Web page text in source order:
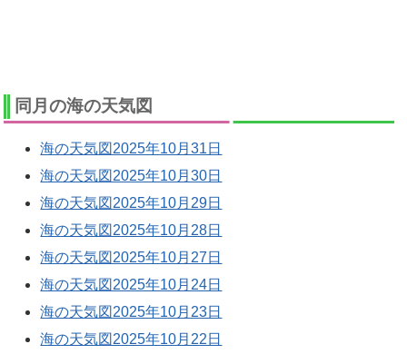
同月の海の天気図
海の天気図2025年10月31日
海の天気図2025年10月30日
海の天気図2025年10月29日
海の天気図2025年10月28日
海の天気図2025年10月27日
海の天気図2025年10月24日
海の天気図2025年10月23日
海の天気図2025年10月22日